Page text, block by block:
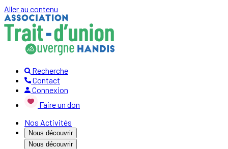
Aller au contenu
Recherche
Contact
Connexion
Faire un don
Nos Activités
Nous découvrir
Nous découvrir